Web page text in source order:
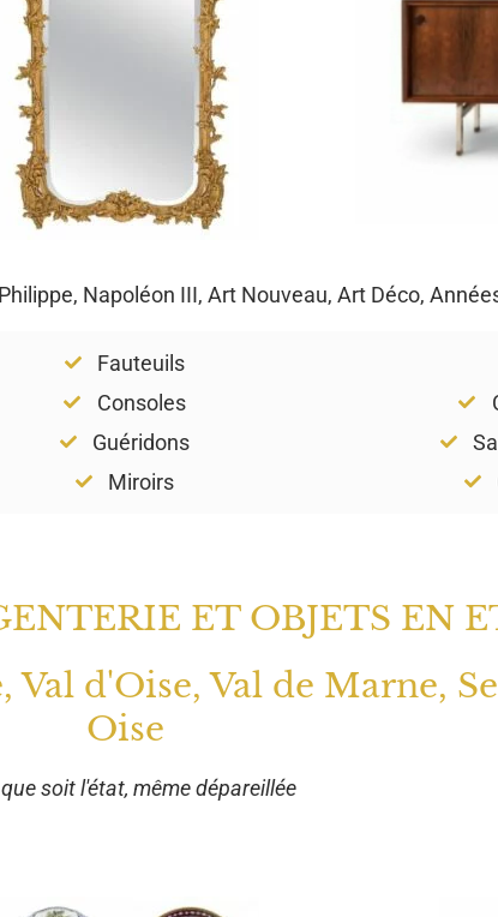
Napoléon III, Art Nouveau, Art Déco,
Fauteuils
Consoles
Guéridons
Miroirs
ET OBJETS EN
Val d'Oise, Val de Marne,
Oise
soit l'état, même dépareillée